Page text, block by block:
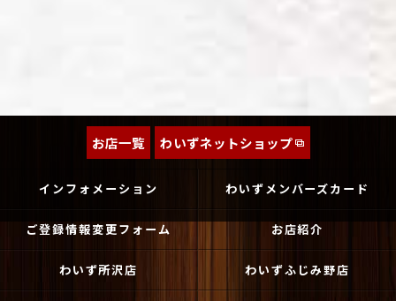
お店一覧 わいずネットショップ
インフォメーション わいずメンバーズカード
ご登録情報変更フォーム お店紹介
わいず所沢店 わいずふじみ野店